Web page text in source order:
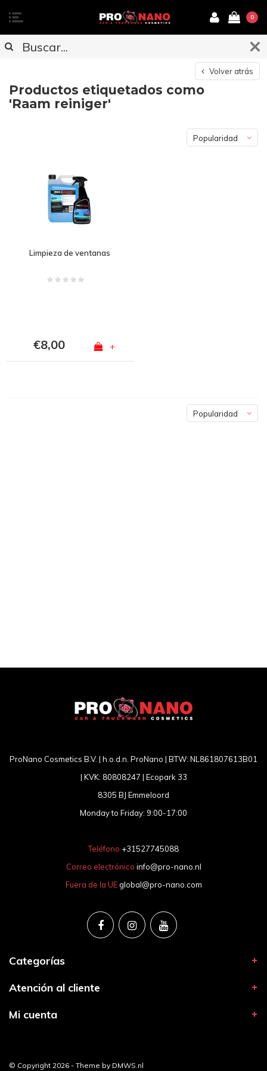
0
Volver atrás
Productos etiquetados como
'Raam reiniger'
Popularidad
Limpieza de ventanas
€8,00 +
Popularidad
ProNano Cosmetics B.V. | h.o.d.n. ProNano | BTW: NL861807613B01
| KVK: 80808247 | Ecopark 33
8305 BJ Emmeloord
Monday to Friday: 9:00-17:00
Teléfono +31527745088
Correo electrónico info@pro-nano.nl
Fuera de la UE global@pro-nano.com
Categorías
Atención al cliente
Mi cuenta
© Copyright 2026 - Theme by DMWS.nl